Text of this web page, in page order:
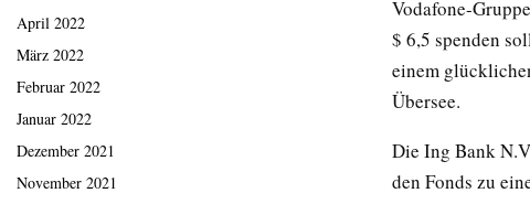
Vodafone-
$ 6,5 spenden
einem
Übersee.
Die Ing Bank
den Fonds zu
April 2022
März 2022
Februar 2022
Januar 2022
Dezember 2021
November 2021